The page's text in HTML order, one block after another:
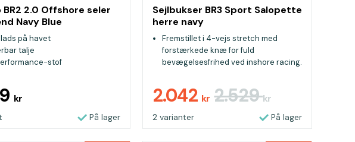
BR2 2.0 Offshore seler
Navy Blue
på havet
talje
stof
kr
På lager
Sejlbukser BR3 Sport Salopette
herre navy
Fremstillet i 4-vejs stretch med
forstærkede knæ for fuld
bevægelsesfrihed ved inshore racing.
Ocean Tech Pro™-materiale - Mustos
sejlfunktioner.
2.042 kr 2.529kr
2 varianter På lager